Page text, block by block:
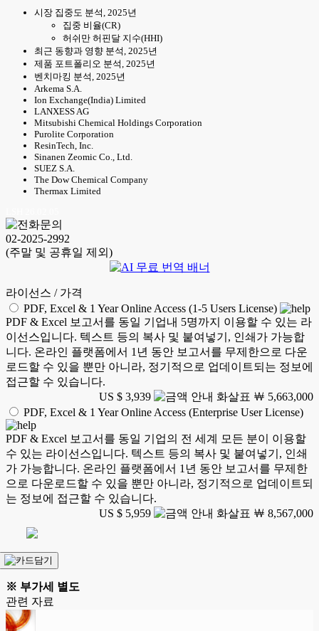
시장 집중도 분석, 2025년
집중 비율(CR)
허쉬만 허핀달 지수(HHI)
최근 동향과 영향 분석, 2025년
제품 포트폴리오 분석, 2025년
벤치마킹 분석, 2025년
Arkema S.A.
Ion Exchange(India) Limited
LANXESS AG
Mitsubishi Chemical Holdings Corporation
Purolite Corporation
ResinTech, Inc.
Sinanen Zeomic Co., Ltd.
SUEZ S.A.
The Dow Chemical Company
Thermax Limited
02-2025-2992
(주말 및 공휴일 제외)
라이선스 / 가격
PDF, Excel & 1 Year Online Access (1-5 Users License)
PDF & Excel 보고서를 동일 기업내 5명까지 이용할 수 있는 라
이선스입니다. 텍스트 등의 복사 및 붙여넣기, 인쇄가 가능합
니다. 온라인 플랫폼에서 1년 동안 보고서를 무제한으로 다운
로드할 수 있을 뿐만 아니라, 정기적으로 업데이트되는 정보에
접근할 수 있습니다.
US $ 3,939
￦ 5,663,000
PDF, Excel & 1 Year Online Access (Enterprise User License)
PDF & Excel 보고서를 동일 기업의 전 세계 모든 분이 이용할
수 있는 라이선스입니다. 텍스트 등의 복사 및 붙여넣기, 인쇄
가 가능합니다. 온라인 플랫폼에서 1년 동안 보고서를 무제한
으로 다운로드할 수 있을 뿐만 아니라, 정기적으로 업데이트되
는 정보에 접근할 수 있습니다.
US $ 5,959
￦ 8,567,000
※ 부가세 별도
관련 자료